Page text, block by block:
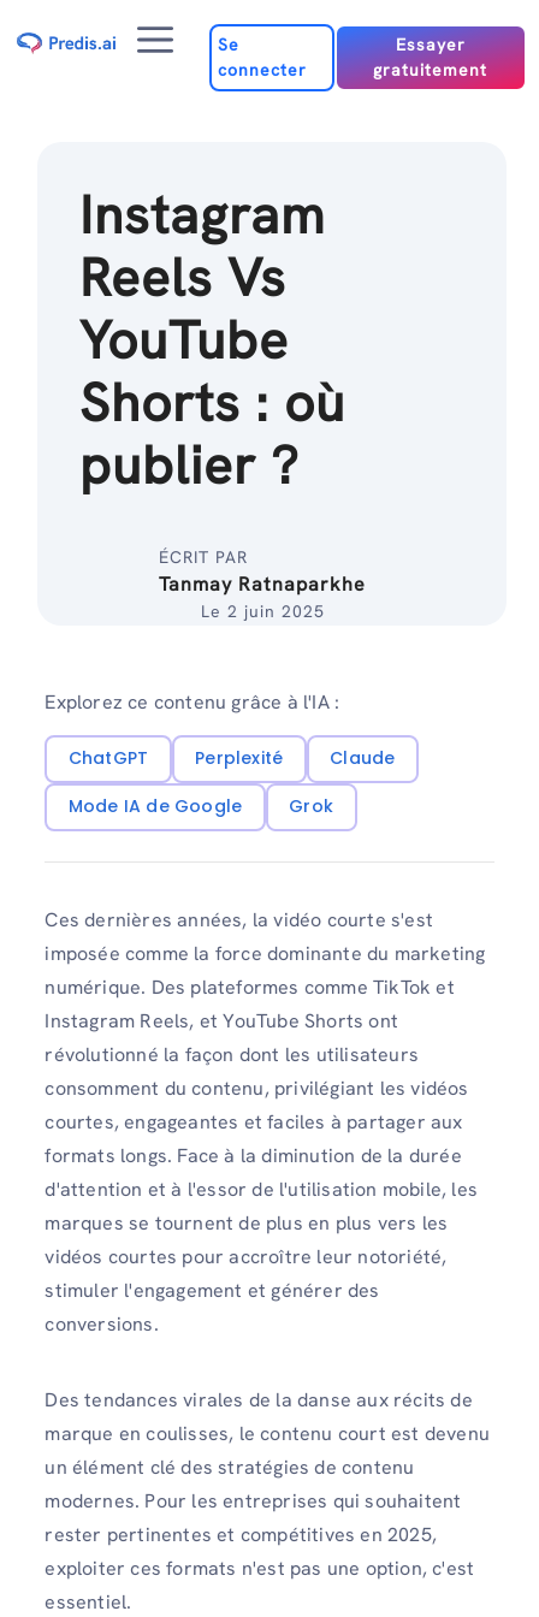
au
Menu
Se
connecter
Essayer
gratuitement
Instagram
Reels Vs
YouTube
Shorts : où
publier ?
ÉCRIT PAR
Tanmay Ratnaparkhe
Le 2 juin 2025
Explorez ce contenu grâce à l'IA :
ChatGPT Perplexité
Claude
Mode IA de Google
Grok
Ces dernières années, la vidéo courte s'est
imposée comme la force dominante du marketing
numérique. Des plateformes comme TikTok et
Instagram Reels, et YouTube Shorts ont
révolutionné la façon dont les utilisateurs
consomment du contenu, privilégiant les vidéos
courtes, engageantes et faciles à partager aux
formats longs. Face à la diminution de la durée
d'attention et à l'essor de l'utilisation mobile, les
marques se tournent de plus en plus vers les
vidéos courtes pour accroître leur notoriété,
stimuler l'engagement et générer des
conversions.
Des tendances virales de la danse aux récits de
marque en coulisses, le contenu court est devenu
un élément clé des stratégies de contenu
modernes. Pour les entreprises qui souhaitent
rester pertinentes et compétitives en 2025,
exploiter ces formats n'est pas une option, c'est
essentiel.